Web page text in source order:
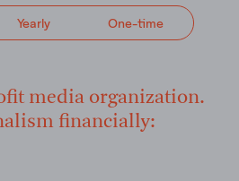
Yearly One-time
media organization.
financially: